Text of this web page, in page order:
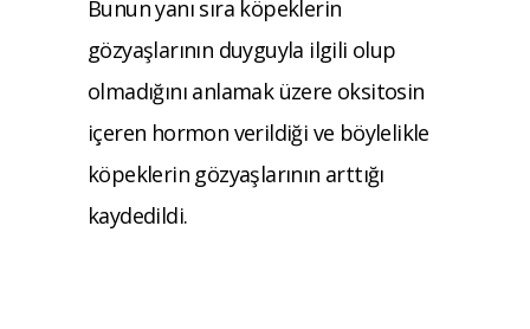
Bunun yanı sıra köpeklerin
gözyaşlarının duyguyla ilgili olup
olmadığını anlamak üzere oksitosin
içeren hormon verildiği ve böylelikle
köpeklerin gözyaşlarının arttığı
kaydedildi.